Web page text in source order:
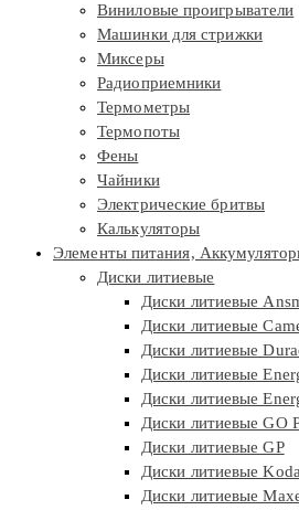
Виниловые проигрыватели
Машинки для стрижки
Миксеры
Радиоприемники
Термометры
Термопоты
Фены
Чайники
Электрические бритвы
Калькуляторы
Элементы питания,
Диски литиевые
Диски литиевые
Диски литиевые
Диски литиевые
Диски литиевые
Диски литиевые
Диски литиевые GO
Диски литиевые GP
Диски литиевые
Диски литиевые